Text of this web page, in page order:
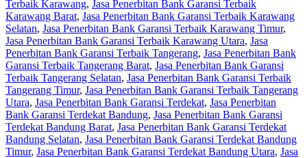
Terbaik Karawang, Jasa Penerbitan Bank Garansi Terbaik
Karawang Barat, Jasa Penerbitan Bank Garansi Terbaik Karawang
Selatan, Jasa Penerbitan Bank Garansi Terbaik Karawang Timur,
Jasa Penerbitan Bank Garansi Terbaik Karawang Utara, Jasa
Penerbitan Bank Garansi Terbaik Tangerang, Jasa Penerbitan Bank
Garansi Terbaik Tangerang Barat, Jasa Penerbitan Bank Garansi
Terbaik Tangerang Selatan, Jasa Penerbitan Bank Garansi Terbaik
Tangerang Timur, Jasa Penerbitan Bank Garansi Terbaik Tangerang
Utara, Jasa Penerbitan Bank Garansi Terdekat, Jasa Penerbitan
Bank Garansi Terdekat Bandung, Jasa Penerbitan Bank Garansi
Terdekat Bandung Barat, Jasa Penerbitan Bank Garansi Terdekat
Bandung Selatan, Jasa Penerbitan Bank Garansi Terdekat Bandung
Timur, Jasa Penerbitan Bank Garansi Terdekat Bandung Utara, Jasa